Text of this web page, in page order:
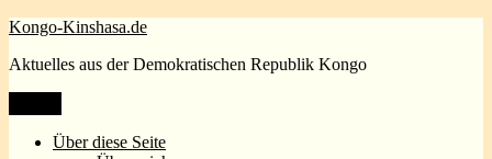
Zum
springen
Kongo-Kinshasa.de
Aktuelles aus der Demokratischen Republik Kongo
Über diese Seite